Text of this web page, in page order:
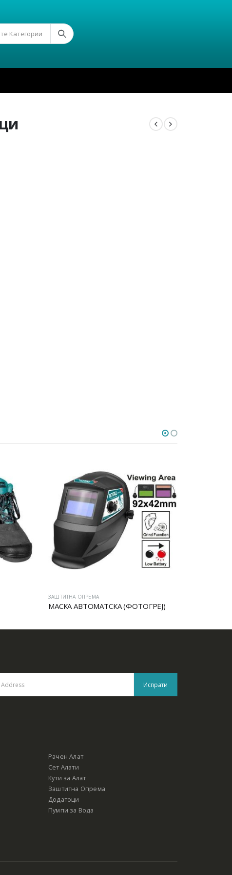
Категории
ЗАШТИТНА ОПРЕМА
МАСКА АВТОМАТСКА (ФОТОГРЕЈ)
Рачен Алат
Сет Алати
Кути за Алат
Заштитна Опрема
Додатоци
Пумпи за Вода